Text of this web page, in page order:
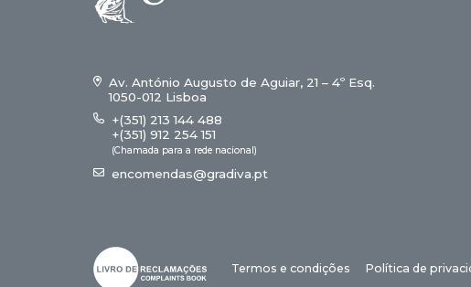
Av. António Augusto de Aguiar, 21 – 4º Esq.
1050-012 Lisboa
+(351) 213 144 488
+(351) 912 254 151
(Chamada para a rede nacional)
encomendas@gradiva.pt
Termos e condições Política de